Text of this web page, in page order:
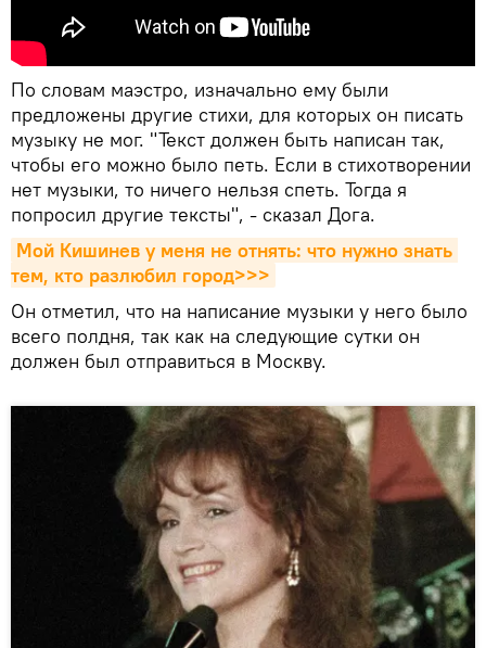
По словам маэстро, изначально ему были
предложены другие стихи, для которых он писать
музыку не мог. "Текст должен быть написан так,
чтобы его можно было петь. Если в стихотворении
нет музыки, то ничего нельзя спеть. Тогда я
попросил другие тексты", - сказал Дога.
Мой Кишинев у меня не отнять: что нужно знать
тем, кто разлюбил город>>>
Он отметил, что на написание музыки у него было
всего полдня, так как на следующие сутки он
должен был отправиться в Москву.